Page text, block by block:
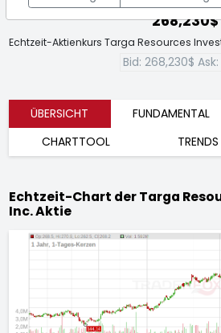
268,230$
Echtzeit-Aktienkurs Targa Resources
Bid: 268,230$ Ask:
ÜBERSICHT FUNDAMENTAL
CHARTTOOL
TRENDS
Echtzeit-Chart der Targa
Inc. Aktie